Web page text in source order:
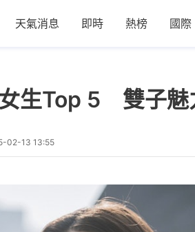
天氣消息 即時 熱榜 國際
生Top 5 雙子魅
02-13 13:55